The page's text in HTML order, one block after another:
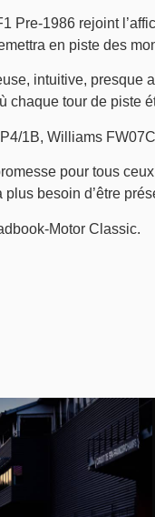
1986 rejoint
en piste des
intuitive,
tour de piste
1B, Williams
pour tous
besoin d’être
Motor Classic.